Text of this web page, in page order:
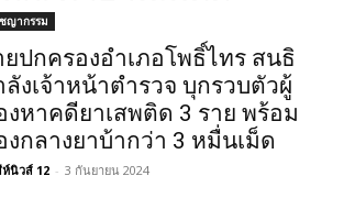
ญากรรม
ยปกครองอำเภอโพธิ์ไทร สนธิ
ลังเจ้าหน้าตำรวจ บุกรวบตัวผู้
งหาคดียาเสพติด 3 ราย พร้อม
งกลางยาบ้ากว่า 3 หมื่นเม็ด
นิวส์ 12 - 3 กันยายน 2024